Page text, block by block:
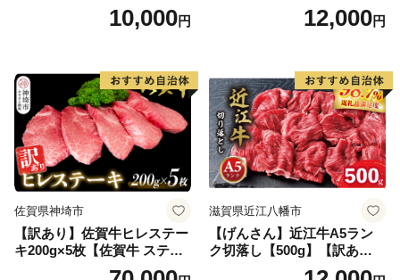
10,000円
2.6kg(120g×22個)【佐賀牛
黒毛和牛 ブランド牛 九州 ハ
気】(H083106)
12,000円
佐賀県神埼市
【訳あり】佐賀牛ヒレステー
キ200g×5枚【佐賀牛 ステー
キ ブランド肉 ヒレ肉 フィレ
滋賀県近江八幡市
【げんさん】近江牛A5ラン
ク切落し【500g】【訳あり】